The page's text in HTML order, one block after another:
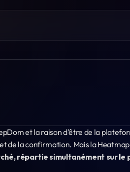
et la raison d'être de la
de la confirmation. Mais la Heatmap
répartie simultanément sur le